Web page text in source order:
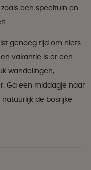
een speeltuin en
genoeg tijd om niets
vakantie is er een
wandelingen,
Ga een middagje naar
de bosrijke